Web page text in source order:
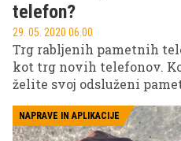
telefon?
29. 05. 2020 06.00
Trg rabljenih pametnih
kot trg novih telefonov.
želite svoj odsluženi
dobro ceno, je treba o tem
za prodajo odločite.
NAPRAVE IN APLIKACIJE